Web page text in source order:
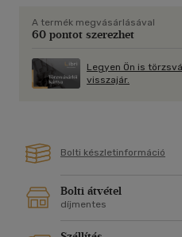
A termék megvásárlásával
60 pontot szerezhet
Legyen Ön is
visszajár.
Bolti készletinformáció
Bolti átvétel
díjmentes